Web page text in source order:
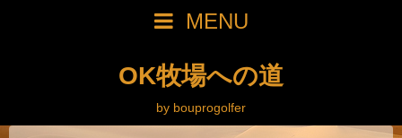
MENU
OK牧場への道
by bouprogolfer